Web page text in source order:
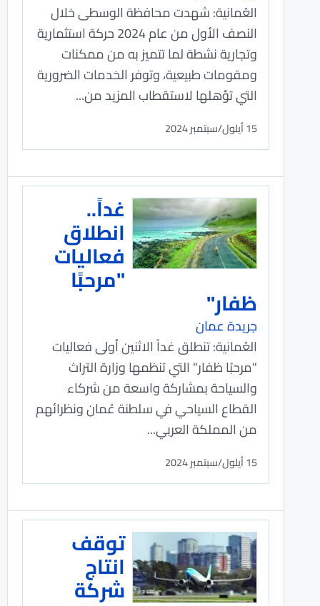
العُمانية: شهدت محافظة الوسطى خلال
النصف الأول من عام 2024 حركة استثمارية
وتجارية نشطة لما تتميز به من ممكنات
ومقومات طبيعية، وتوفر الخدمات الضرورية
التي تؤهلها لاستقطاب المزيد من...
15 أيلول/سبتمبر 2024
غداً..
انطلاق
فعاليات
"مرحبًا
ظفار"
جريدة عمان
العُمانية: تنطلق غداً الاثنين أولى فعاليات
"مرحبًا ظفار" التي تنظمها وزارة التراث
والسياحة بمشاركة واسعة من شركاء
القطاع السياحي في سلطنة عُمان ونظرائهم
من المملكة العربي...
15 أيلول/سبتمبر 2024
توقف
انتاج
شركة